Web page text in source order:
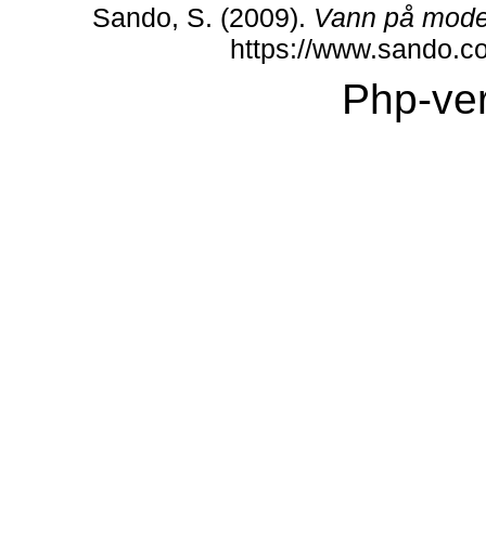
Sando, S. (2009). Vann på
https://
Php-